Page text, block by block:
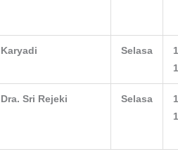
Karyadi Selasa
Dra. Sri Rejeki Selasa